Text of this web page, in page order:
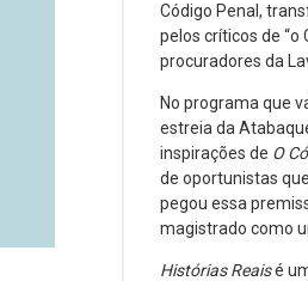
Código Penal,
pelos críticos de “o
procuradores da
No programa que
estreia da
inspirações de O
de oportunistas
pegou essa
magistrado como
Histórias Reaisé